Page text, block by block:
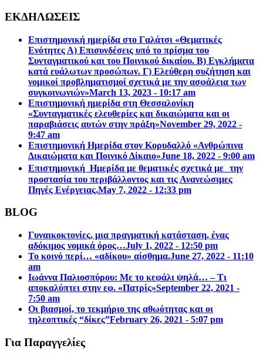
ΕΚΔΗΛΩΣΕΙΣ
Επιστημονική ημερίδα στο Γαλάτσι «Θεματικές
Ενότητες Α) Επισυνδέσεις υπό το πρίσμα του
Συνταγματικού και του Ποινικού δικαίου. Β) Εγκλήματα
κατά ευάλωτων προσώπων. Γ) Ελεύθερη συζήτηση και
νομικοί προβληματισμοί σχετικά με την ασφάλεια των
συγκοινωνιών»March 13, 2023 - 10:17 am
Επιστηµονική ηµερίδα στη Θεσσαλονίκη
«Συνταγµατικές ελευθερίες και δικαιώµατα και οι
παραβιάσεις αυτών στην πράξη»November 29, 2022 -
9:47 am
Επιστημονική Ημερίδα στον Κορυδαλλό «Ανθρώπινα
Δικαιώματα και Ποινικό Δίκαιο»June 18, 2022 - 9:00 am
Επιστημονική Ημερίδα με θεματικές σχετικά με την
προστασία του περιβάλλοντος και τις Ανανεώσιμες
Πηγές Ενέργειας.May 7, 2022 - 12:33 pm
BLOG
Γυναικοκτονίες, μια πραγματική κατάσταση, ένας
αδόκιμος νομικά όρος…July 1, 2022 - 12:50 pm
Το κοινό περί… «αδίκου» αίσθημα.June 27, 2022 - 11:10
am
Ιωάννα Παλιοσπύρου: Με το κεφάλι ψηλά… – Τι
αποκαλύπτει στην εφ. «Πατρίς»September 22, 2021 -
7:50 am
Οι βιασμοί, το τεκμήριο της αθωότητας και οι
τηλεοπτικές “δίκες”February 26, 2021 - 5:07 pm
Για Παραγγελίες